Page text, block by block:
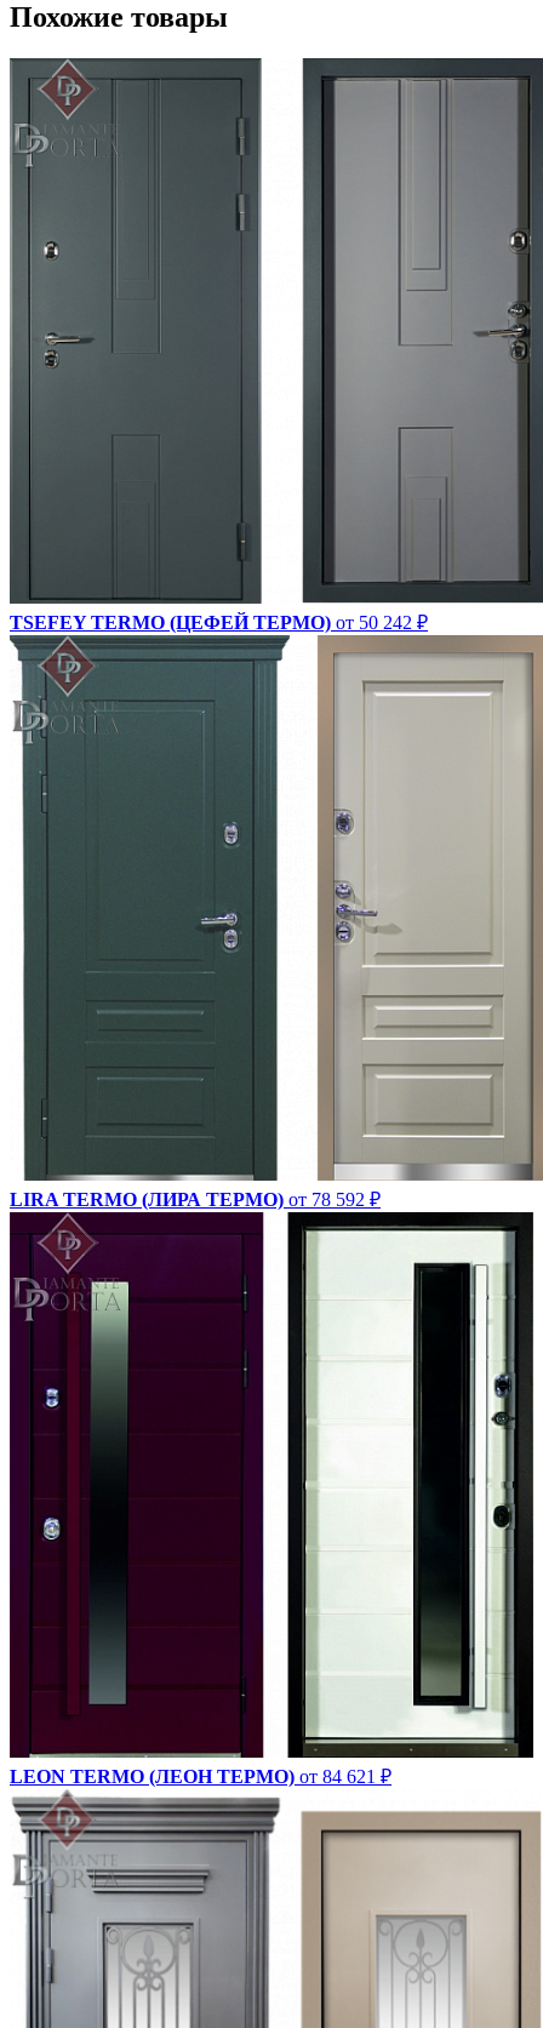
Похожие товары
TSEFEY TERMO (ЦЕФЕЙ ТЕРМО) от 50 242 ₽
LIRA TERMO (ЛИРА ТЕРМО) от 78 592 ₽
LEON TERMO (ЛЕОН ТЕРМО) от 84 621 ₽